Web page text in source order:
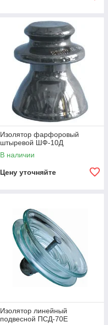
Изолятор фарфоровый
штыревой ШФ-10Д
В наличии
Цену уточняйте
Изолятор линейный
подвесной ПСД-70Е